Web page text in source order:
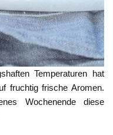
Temperaturen hat
fruchtig frische Aromen.
Wochenende diese